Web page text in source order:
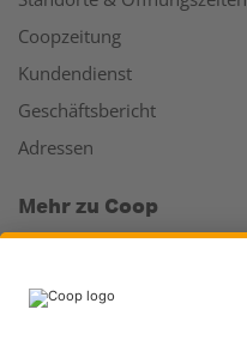
Coopzeitung
Kundendienst
Geschäftsbericht
Adressen
Mehr zu Coop
Läden & Services